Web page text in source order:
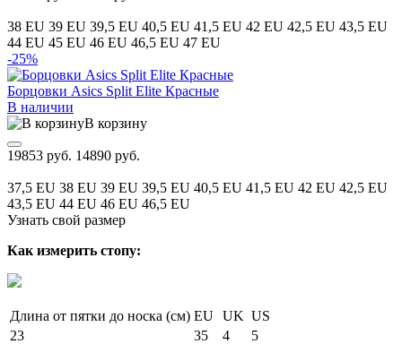
38 EU 39 EU 39,5 EU 40,5 EU 41,5 EU 42 EU 42,5 EU 43,5 EU
44 EU 45 EU 46 EU 46,5 EU 47 EU
-25%
Борцовки Asics Split Elite Красные
В наличии
В корзину
19853 руб. 14890 руб.
37,5 EU 38 EU 39 EU 39,5 EU 40,5 EU 41,5 EU 42 EU 42,5 EU
43,5 EU 44 EU 46 EU 46,5 EU
Узнать свой размер
Как измерить стопу:
Длина от пятки до носка (см) EU UK US
23
35 4
5